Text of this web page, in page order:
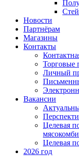
Новости
Партнёрам
Магазины
Контакты
Торговые
Личный
Вакансии
Целевая
Целевая
2026 год